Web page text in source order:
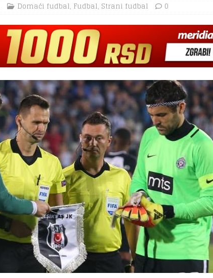
Domaći fudbal, Fudbal, Strani fudbal 0